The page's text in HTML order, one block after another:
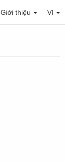
Giới thiệu VI